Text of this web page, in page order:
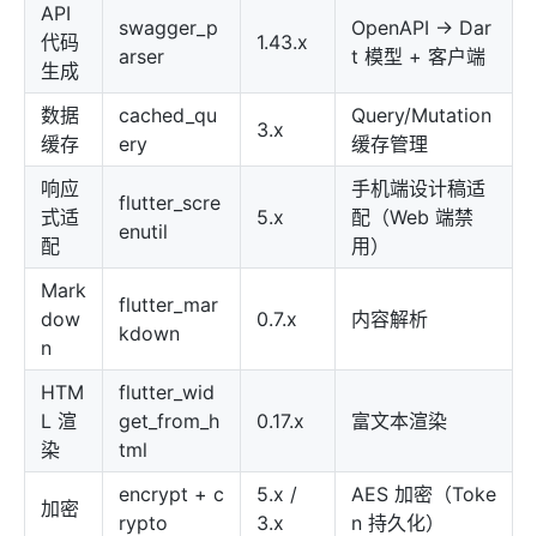
API
代码
生成
swagger_p
arser
1.43.x
OpenAPI → Dar
t 模型 + 客户端
数据
缓存
cached_qu
ery
3.x
Query/Mutation
缓存管理
响应
式适
配
flutter_scre
enutil
5.x
手机端设计稿适
配（Web 端禁
用）
Mark
dow
n
flutter_mar
kdown
0.7.x 内容解析
HTM
L 渲
染
flutter_wid
get_from_h
tml
0.17.x 富文本渲染
加密
encrypt + c
rypto
5.x /
3.x
AES 加密（Toke
n 持久化）